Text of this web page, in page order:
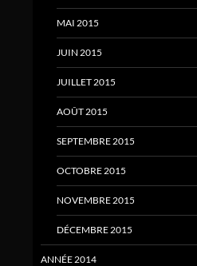
MAI 2015
JUIN 2015
JUILLET 2015
AOÛT 2015
SEPTEMBRE 2015
OCTOBRE 2015
NOVEMBRE 2015
DÉCEMBRE 2015
ANNÉE 2014